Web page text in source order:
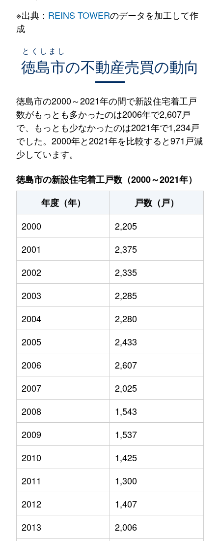
※出典： REINS TOWERのデータを加工して作
成
徳島市
とくしまし
の不動産売買の動向
徳島市の2000～2021年の間で新設住宅着工戸
数がもっとも多かったのは2006年で2,607戸
で、もっとも少なかったのは2021年で1,234戸
でした。2000年と2021年を比較すると971戸減
少しています。
徳島市の新設住宅着工戸数（2000～2021年）
年度（年）
戸数（戸）
2000
2,205
2001
2,375
2002
2,335
2003
2,285
2004
2,280
2005
2,433
2006
2,607
2007
2,025
2008
1,543
2009
1,537
2010
1,425
2011
1,300
2012
1,407
2013
2,006